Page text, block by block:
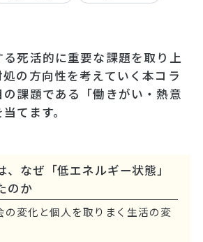
死活的に重要な課題を取り上
の方向性を考えていく本コラ
課題である「働きがい・熱意
てます。
、なぜ「低エネルギー状態」
のか
の変化と個人を取りまく生活の変